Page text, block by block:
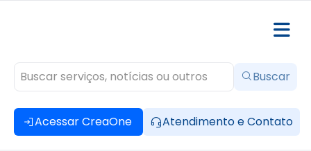
Acessar CreaOne Atendimento e Contato
Buscar